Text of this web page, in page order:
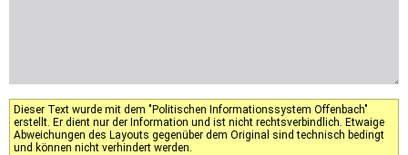
Dieser Text wurde mit dem "Politischen Informationssystem Offenbach"
erstellt. Er dient nur der Information und ist nicht rechtsverbindlich. Etwaige
Abweichungen des Layouts gegenüber dem Original sind technisch bedingt
und können nicht verhindert werden.